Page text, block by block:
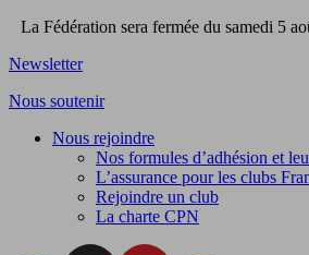
Aller
contenu
La Fédération sera fermée du samedi 5
Newsletter
Nous soutenir
Nous rejoindre
Nos formules d’adhésion et
L’assurance pour les clubs
Rejoindre un club
La charte CPN